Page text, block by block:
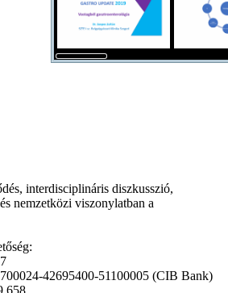
interdisciplináris diszkusszió,
nemzetközi viszonylatban a
42695400-51100005 (CIB Bank)